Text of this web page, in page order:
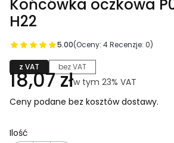
Końcówka oczkowa
H22
5.00(Oceny: 4 Recenzje: 0)
z VAT bez VAT
Cena
18,07 złw tym 23% VAT
w tym 23% VAT
Ceny podane bez kosztów dostawy.
Ilość